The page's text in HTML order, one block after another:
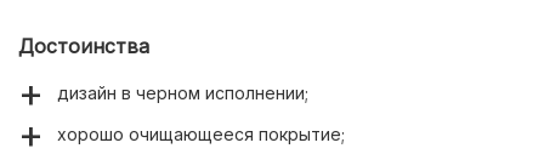
Достоинства
дизайн в черном исполнении;
хорошо очищающееся покрытие;